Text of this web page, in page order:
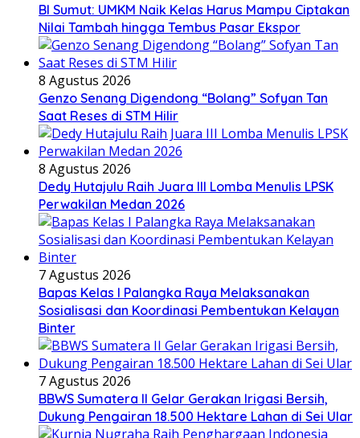
BI Sumut: UMKM Naik Kelas Harus Mampu Ciptakan
Nilai Tambah hingga Tembus Pasar Ekspor
8 Agustus 2026
Genzo Senang Digendong “Bolang” Sofyan Tan
Saat Reses di STM Hilir
8 Agustus 2026
Dedy Hutajulu Raih Juara III Lomba Menulis LPSK
Perwakilan Medan 2026
7 Agustus 2026
Bapas Kelas I Palangka Raya Melaksanakan
Sosialisasi dan Koordinasi Pembentukan Kelayan
Binter
7 Agustus 2026
BBWS Sumatera II Gelar Gerakan Irigasi Bersih,
Dukung Pengairan 18.500 Hektare Lahan di Sei Ular